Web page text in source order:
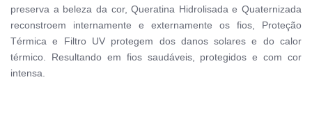
preserva a beleza da cor, Queratina Hidrolisada e Quaternizada
reconstroem internamente e externamente os fios, Proteção
Térmica e Filtro UV protegem dos danos solares e do calor
térmico. Resultando em fios saudáveis, protegidos e com cor
intensa.